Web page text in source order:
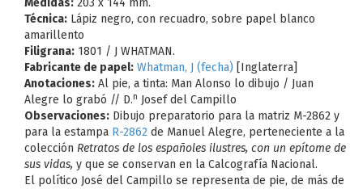
Medidas: 203 x 144 mm.
Técnica: Lápiz negro, con recuadro, sobre papel blanco
amarillento
Filigrana: 1801 / J WHATMAN.
Fabricante de papel: Whatman, J (fecha) [Inglaterra]
Anotaciones: Al pie, a tinta: Man Alonso lo dibujo / Juan
Alegre lo grabó // D.n Josef del Campillo
Observaciones: Dibujo preparatorio para la matriz M-2862 y
para la estampa R-2862 de Manuel Alegre, perteneciente a la
colección Retratos de los españoles ilustres, con un epítome de
sus vidas, y que se conservan en la Calcografía Nacional.
El político José del Campillo se representa de pie, de más de